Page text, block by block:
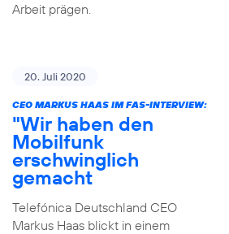
Arbeit prägen.
20. Juli 2020
CEO MARKUS HAAS IM FAS-INTERVIEW:
"Wir haben den
Mobilfunk
erschwinglich
gemacht
Telefónica Deutschland CEO
Markus Haas blickt in einem